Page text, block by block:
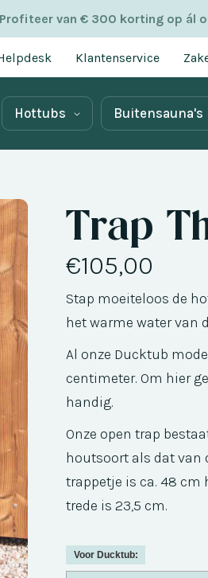
Profiteer van € 300 korting op ál
Klantenservice
Hottubs Buitensauna's
Trap
€105,00
Stap moeiteloos de
het warme water van
Al onze Ducktub
centimeter. Om hier
handig.
Onze open trap
houtsoort als dat van
trappetje is ca. 48 cm
trede is 23,5 cm.
Voor Ducktub: